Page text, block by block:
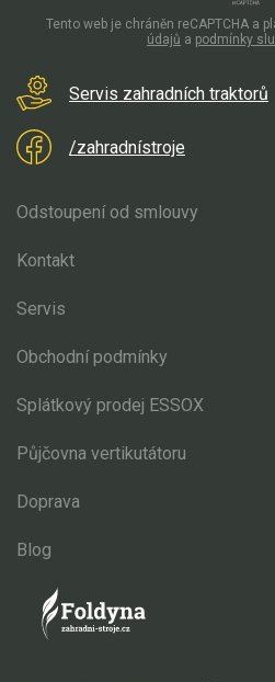
Servis zahradních traktorů
/zahradnístroje
Odstoupení od smlouvy
Kontakt
Servis
Obchodní podmínky
Splátkový prodej ESSOX
Půjčovna vertikutátoru
Doprava
Blog
Tento web je chráněn reCAPTCHA a
údajů a podmínky